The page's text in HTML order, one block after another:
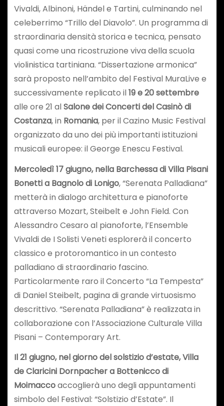
Vivaldi, Albinoni, Händel e Tartini, culminando nel
celeberrimo “Trillo del Diavolo”. Un programma di
straordinaria densità storica e tecnica, pensato
quasi come una ricostruzione viva della scuola
violinistica tartiniana. “Dissertazione armonica”
sarà proposto nell’ambito del Festival MuraLive e
successivamente replicato il19 e 20 settembre
alle ore 21 alSalone dei Concerti delCasinò di
Costanza, in Romania, per il Cazino Music Festival
organizzato da uno dei più importanti istituzioni
musicali europee: il George Enescu Festival.
Mercoledì 17 giugno, nella Barchessa di Villa Pisani
Bonetti a Bagnolo di Lonigo, “Serenata Palladiana”
metterà in dialogo architettura e pianoforte
attraverso Mozart, Steibelt e John Field. Con
Alessandro Cesaro al pianoforte, l’Ensemble
Vivaldi de I Solisti Veneti esplorerà il concerto
classico e protoromantico in un contesto
palladiano di straordinario fascino.
Particolarmente raro il Concerto “La Tempesta”
di Daniel Steibelt, pagina di grande virtuosismo
descrittivo. “Serenata Palladiana” è realizzata in
collaborazione con l’Associazione Culturale Villa
Pisani – Contemporary Art.
Il 21 giugno, nel giorno del solstizio d’estate, Villa
de Claricini Dornpacher a Bottenicco di
Moimaccoaccoglierà uno degli appuntamenti
simbolo del Festival: “Solstizio d’Estate”. Il